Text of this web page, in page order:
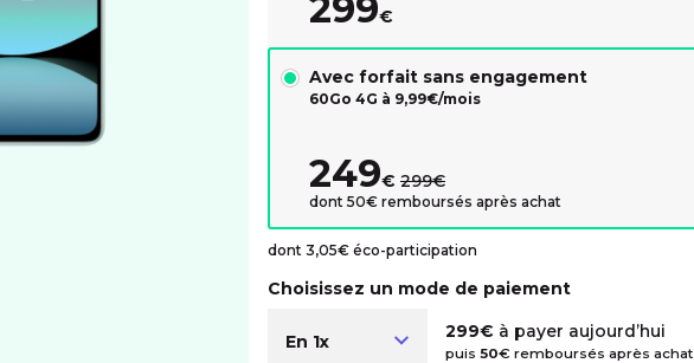
€
Avec forfait sans engagement
60Go 4G à 9,99€/mois
249€ 299€
dont 50€ remboursés après achat
dont 3,05€ éco-participation
Choisissez un mode de paiement
En 1x 299€ à payer aujourd’hui
puis 50€ remboursés après achat